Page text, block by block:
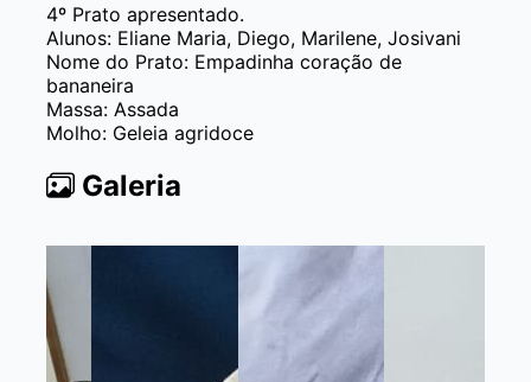
4º Prato apresentado.
Alunos: Eliane Maria, Diego, Marilene, Josivani
Nome do Prato: Empadinha coração de
bananeira
Massa: Assada
Molho: Geleia agridoce
Galeria